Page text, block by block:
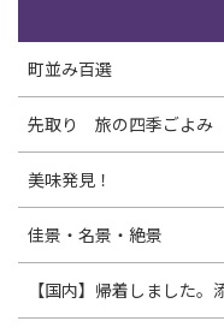
町並み百選
先取り 旅の四季ごよみ
美味発見！
佳景・名景・絶景
【国内】帰着しました。